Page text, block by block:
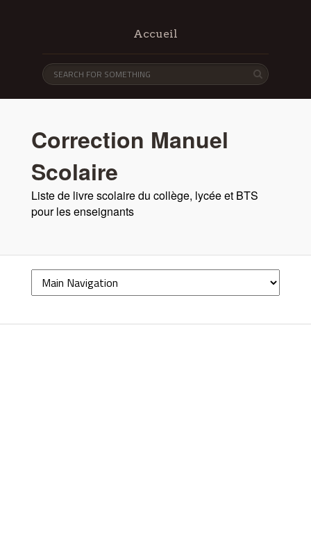
Accueil
Correction Manuel
Scolaire
Liste de livre scolaire du collège, lycée et BTS
pour les enseignants